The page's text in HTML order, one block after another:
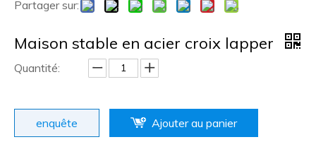
Partager sur:
Maison stable en acier croix lapper
Quantité:
enquête Ajouter au panier